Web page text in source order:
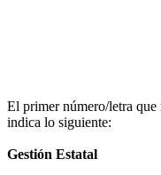
El primer número/letra
indica lo siguiente:
Gestión Estatal